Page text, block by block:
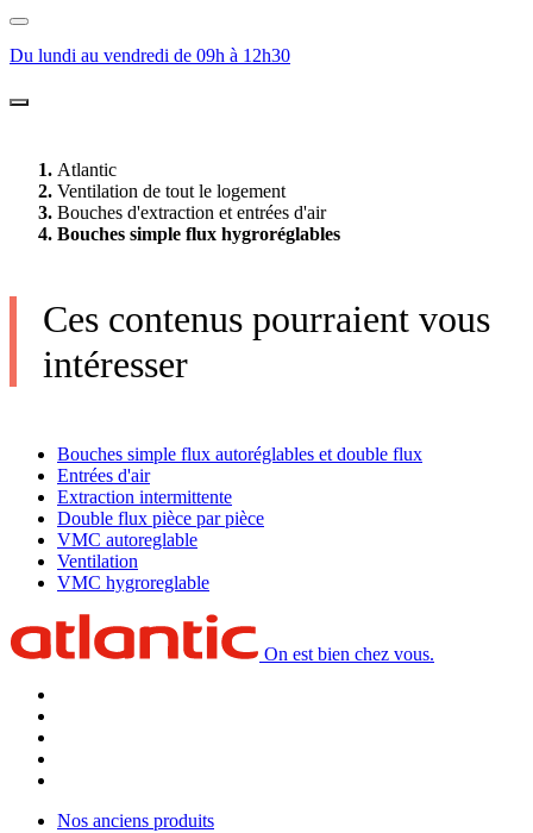
Du lundi au vendredi de 09h à 12h30
Atlantic
Ventilation de tout le logement
Bouches d'extraction et entrées d'air
Bouches simple flux hygroréglables
Ces contenus pourraient vous
intéresser
Bouches simple flux autoréglables et double flux
Entrées d'air
Extraction intermittente
Double flux pièce par pièce
VMC autoreglable
Ventilation
VMC hygroreglable
On est bien chez vous.
Nos anciens produits